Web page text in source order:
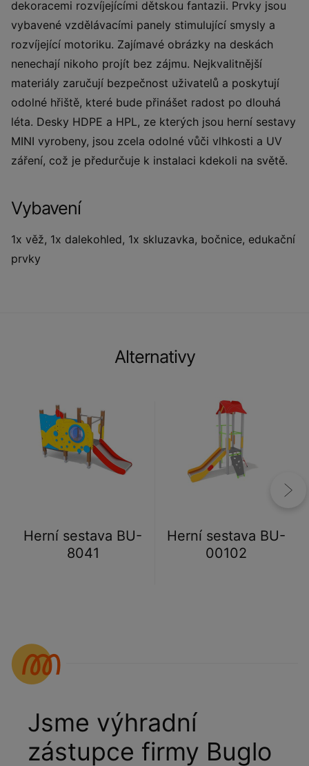
dekoracemi rozvíjejícími dětskou fantazii. Prvky jsou
vybavené vzdělávacími panely stimulující smysly a
rozvíjející motoriku. Zajímavé obrázky na deskách
nenechají nikoho projít bez zájmu. Nejkvalitnější
materiály zaručují bezpečnost uživatelů a poskytují
odolné hřiště, které bude přinášet radost po dlouhá
léta. Desky HDPE a HPL, ze kterých jsou herní sestavy
MINI vyrobeny, jsou zcela odolné vůči vlhkosti a UV
záření, což je předurčuje k instalaci kdekoli na světě.
Vybavení
1x věž, 1x dalekohled, 1x skluzavka, bočnice, edukační
prvky
Alternativy
Herní sestava BU-
8041
Herní sestava BU-
00102
Jsme výhradní
zástupce firmy Buglo